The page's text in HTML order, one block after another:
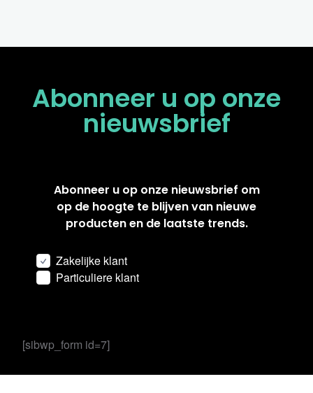
Abonneer u op onze
nieuwsbrief
Abonneer u op onze nieuwsbrief om
op de hoogte te blijven van nieuwe
producten en de laatste trends.
Zakelijke klant
Particuliere klant
[sibwp_form id=7]